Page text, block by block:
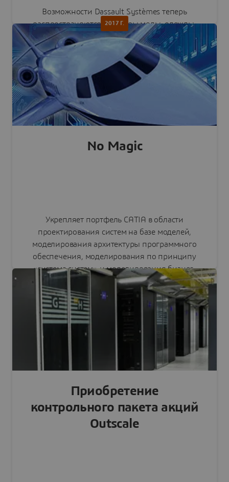
Возможности Dassault Systèmes теперь
распространяются на сферы моды, одежды,
предметов роскоши и розничной торговли.
Читать пресс-релиз
2017 Г.
No Magic
Укрепляет портфель CATIA в области
проектирования систем на базе моделей,
моделирования архитектуры программного
обеспечения, моделирования по принципу
«система систем» и моделирования бизнес-
процессов предприятия.
Приобретение
контрольного пакета акций
Outscale